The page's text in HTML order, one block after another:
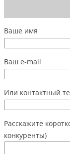
Ваше имя
Ваш e-mail
Или контактный
Расскажите
конкуренты)